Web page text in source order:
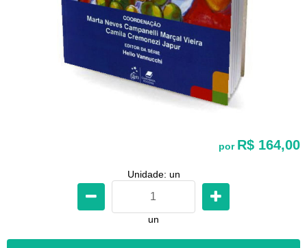
por R$ 164,00
Unidade: un
un